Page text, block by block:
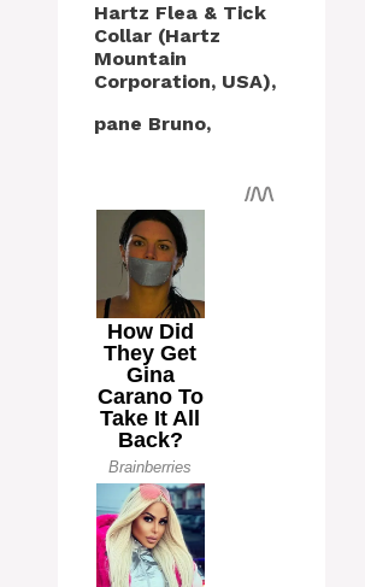
Hartz Flea & Tick
Collar (Hartz
Mountain
Corporation, USA),
pane Bruno,